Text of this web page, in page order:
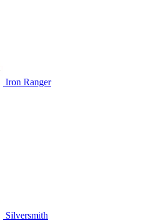
Iron Ranger
Silversmith